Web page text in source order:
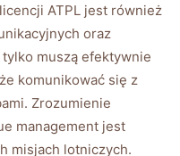
ATPL jest również
oraz
muszą efektywnie
komunikować się z
Zrozumienie
management jest
misjach lotniczych.